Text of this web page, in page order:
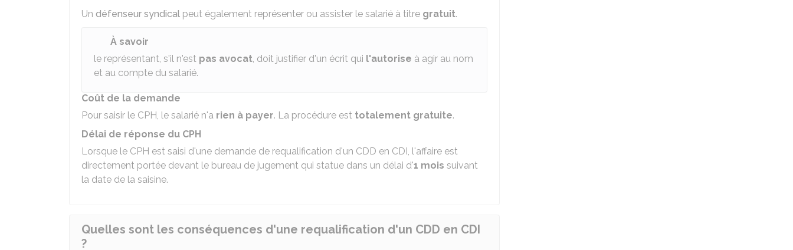
Un défenseur syndical peut également représenter ou assister le salarié à titre gratuit.
À savoir
le représentant, s'il n'est pas avocat, doit justifier d'un écrit qui l'autorise à agir au nom
et au compte du salarié.
Coût de la demande
Pour saisir le CPH, le salarié n'a rien à payer. La procédure est totalement gratuite.
Délai de réponse du CPH
Lorsque le CPH est saisi d'une demande de requalification d'un CDD en CDI, l'affaire est
directement portée devant le bureau de jugement qui statue dans un délai d'1 mois suivant
la date de la saisine.
Quelles sont les conséquences d'une requalification d'un CDD en CDI
?